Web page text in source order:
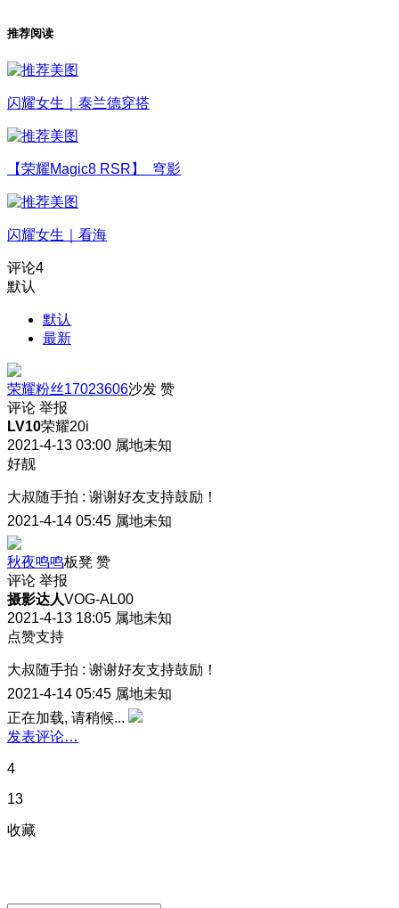
推荐阅读
闪耀女生｜泰兰德穿搭
【荣耀Magic8 RSR】 穹影
闪耀女生｜看海
评论4
默认
默认
最新
荣耀粉丝17023606沙发 赞
评论 举报
LV10荣耀20i
2021-4-13 03:00 属地未知
好靓
大叔随手拍 : 谢谢好友支持鼓励！
2021-4-14 05:45 属地未知
秋夜鸣鸣板凳 赞
评论 举报
摄影达人VOG-AL00
2021-4-13 18:05 属地未知
点赞支持
大叔随手拍 : 谢谢好友支持鼓励！
2021-4-14 05:45 属地未知
正在加载, 请稍候...
发表评论…
4
13
收藏